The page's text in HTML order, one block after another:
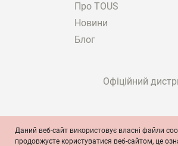
Про TOUS
Новини
Блог
Офіційний
© TOUS, ювеліри з
Даний веб-сайт використовує власні файли
продовжуєте користуватися веб-сайтом, це